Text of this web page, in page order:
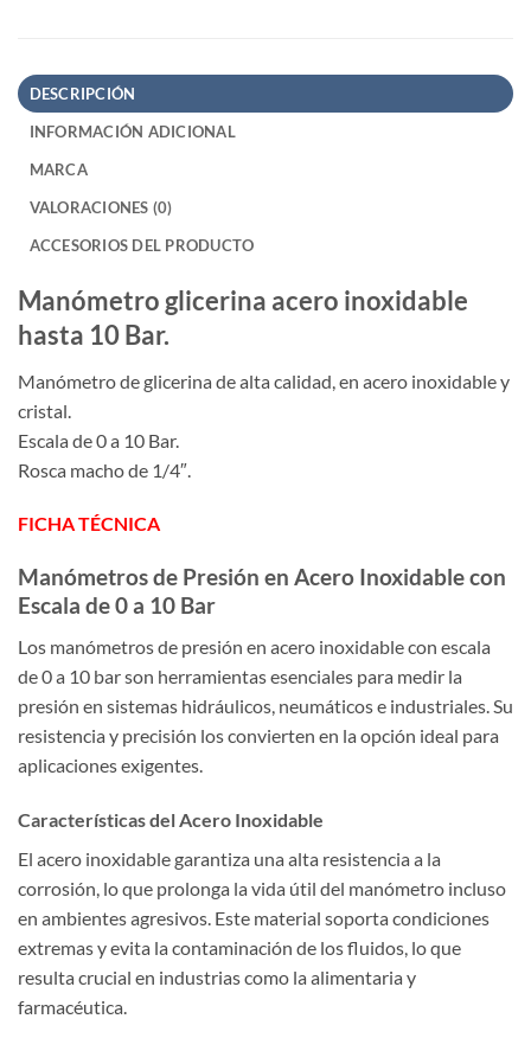
DESCRIPCIÓN
INFORMACIÓN ADICIONAL
MARCA
VALORACIONES (0)
ACCESORIOS DEL PRODUCTO
Manómetro glicerina acero inoxidable
hasta 10 Bar.
Manómetro de glicerina de alta calidad, en acero inoxidable y
cristal.
Escala de 0 a 10 Bar.
Rosca macho de 1/4″.
FICHA TÉCNICA
Manómetros de Presión en Acero Inoxidable con
Escala de 0 a 10 Bar
Los manómetros de presión en acero inoxidable con escala
de 0 a 10 bar son herramientas esenciales para medir la
presión en sistemas hidráulicos, neumáticos e industriales. Su
resistencia y precisión los convierten en la opción ideal para
aplicaciones exigentes.
Características del Acero Inoxidable
El acero inoxidable garantiza una alta resistencia a la
corrosión, lo que prolonga la vida útil del manómetro incluso
en ambientes agresivos. Este material soporta condiciones
extremas y evita la contaminación de los fluidos, lo que
resulta crucial en industrias como la alimentaria y
farmacéutica.